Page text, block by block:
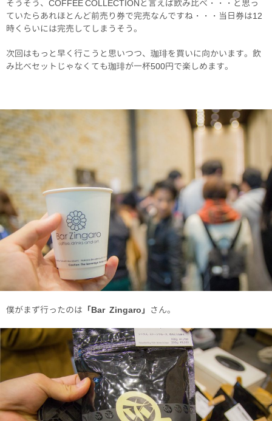
そうそう、COFFEE COLLECTIONと言えば飲み比べ・・・と思っ
ていたらあれほとんど前売り券で完売なんですね・・・当日券は12
時くらいには完売してしまうそう。
次回はもっと早く行こうと思いつつ、珈琲を買いに向かいます。飲
み比べセットじゃなくても珈琲が一杯500円で楽しめます。
僕がまず行ったのは 「Bar Zingaro」 さん。